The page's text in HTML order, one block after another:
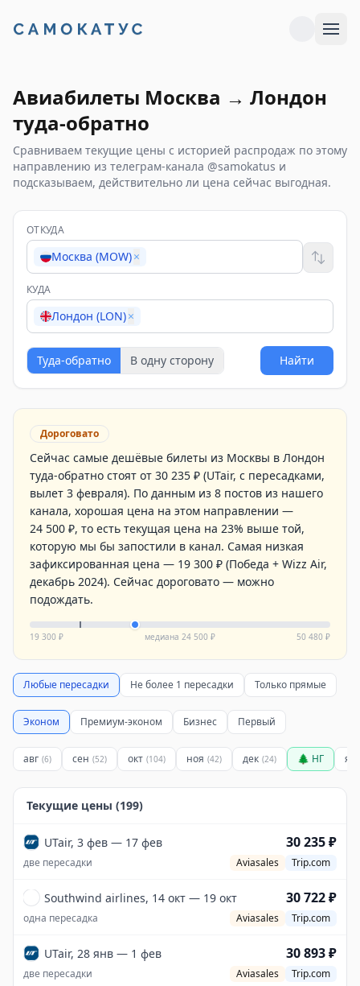
Авиабилеты Москва → Лондон
туда-обратно
Сравниваем текущие цены с историей распродаж по этому
направлению из телеграм-канала @samokatus и
подсказываем, действительно ли цена сейчас выгодная.
ОТКУДА
Москва (MOW)×
КУДА
Лондон (LON)×
Туда-обратно В одну сторону Найти
Дороговато
Сейчас самые дешёвые билеты из Москвы в Лондон
туда-обратно стоят от 30 235 ₽ (UTair, с пересадками,
вылет 3 февраля). По данным из 8 постов из нашего
канала, хорошая цена на этом направлении —
24 500 ₽, то есть текущая цена на 23% выше той,
которую мы бы запостили в канал. Самая низкая
зафиксированная цена — 19 300 ₽ (Победа + Wizz Air,
декабрь 2024). Сейчас дороговато — можно
подождать.
19 300 ₽ медиана 24 500 ₽ 50 480 ₽
Любые пересадки Не более 1 пересадки Только прямые
Эконом Премиум-эконом Бизнес Первый
авг (6) сен (52) окт (104) ноя (42) дек (24) 🌲 НГ
Текущие цены (199)
UTair, 3 фев — 17 фев 30 235 ₽
две пересадки Aviasales Trip.com
Southwind airlines, 14 окт — 19 окт 30 722 ₽
одна пересадка Aviasales Trip.com
UTair, 28 янв — 1 фев 30 893 ₽
две пересадки Aviasales Trip.com